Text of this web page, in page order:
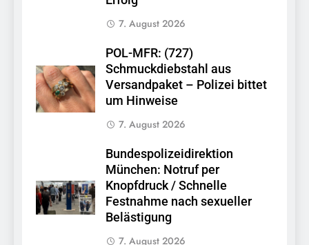
7. August 2026
POL-MFR: (727)
Schmuckdiebstahl aus
Versandpaket – Polizei bittet
um Hinweise
7. August 2026
Bundespolizeidirektion
München: Notruf per
Knopfdruck / Schnelle
Festnahme nach sexueller
Belästigung
7. August 2026